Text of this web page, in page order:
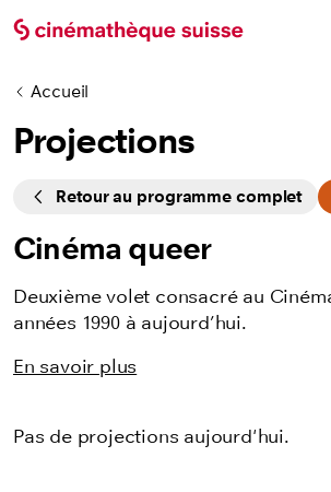
Accueil
Projections
CyclesRetour au programme complet
Cinéma queer
Deuxième volet consacré au
années 1990 à aujourd’hui.
En savoir plus
Pas de projections aujourd'hui.